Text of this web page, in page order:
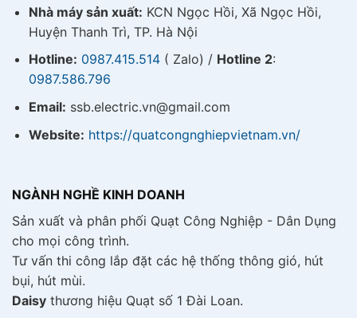
Nhà máy sản xuất: KCN Ngọc Hồi, Xã Ngọc Hồi,
Huyện Thanh Trì, TP. Hà Nội
Hotline: 0987.415.514( Zalo) / Hotline 2:
0987.586.796
Email: ssb.electric.vn@gmail.com
Website: https://quatcongnghiepvietnam.vn/
NGÀNH NGHỀ KINH DOANH
Sản xuất và phân phối Quạt Công Nghiệp - Dân Dụng
cho mọi công trình.
Tư vấn thi công lắp đặt các hệ thống thông gió, hút
bụi, hút mùi.
Daisy thương hiệu Quạt số 1 Đài Loan.